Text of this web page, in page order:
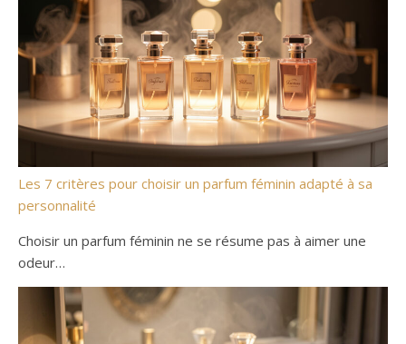
Les 7 critères pour choisir un parfum féminin adapté à sa
personnalité
Choisir un parfum féminin ne se résume pas à aimer une
odeur…